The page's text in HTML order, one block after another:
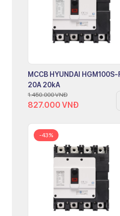
MCCB HYUNDAI HGM100S-
20A 20kA
1.450.000VNĐ
827.000 VNĐ
-43%